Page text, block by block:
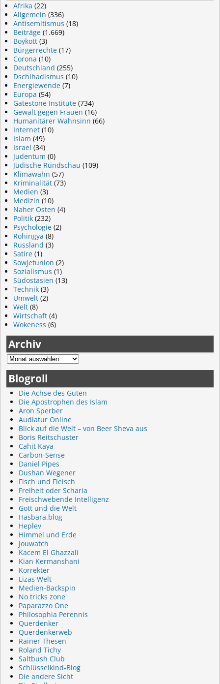
Afrika (22)
Allgemein (336)
Antisemitismus (18)
Beiträge (1.669)
Boykott (3)
Bürgerrechte (17)
Corona (10)
Deutschland (255)
Dschihadismus (10)
Energiewende (7)
Europa (54)
Gatestone Institute (734)
Gewalt gegen Frauen (16)
Humanitärer Wahnsinn (66)
Internet (10)
Islam (49)
Israel (34)
Judentum (0)
Jüdische Rundschau (109)
Klimawahn (57)
Kriminalität (73)
Medien (3)
Medizin (10)
Naher Osten (4)
Politik (232)
Psychologie (2)
Rohingya (8)
Russland (3)
Satire (1)
Sowjetunion (2)
Sozialismus (1)
Südostasien (13)
Technik (3)
Umwelt (2)
Welt (8)
Wirtschaft (4)
Wokeness (6)
Archiv
Blogroll
Die Achse des Guten
Die Apostrophen des Islam
Aron Sperber
Audiatur Online
Blick auf die Welt – von Beer Sheva aus
Boris Reitschuster
Cahit Kaya
Carbon-Sense
Daniel Pipes
Dushan Wegener
Fisch und Fleisch
Freiheit oder Scharia
Freischwebende Intelligenz
Gott und die Welt
Hasbara.blog
Heplev
Himmel und Erde
Jouwatch
Kacem El Ghazzali
Kian Kermanshani
Korrekter
Lizas Welt
Medien-Backspin
No tricks zone
Paparazzo One
Philosophia Perennis
Querdenker
Querdenkerweb
Rainer Thesen
Roland Tichy
Saltbush Club
Schlüsselkind-Blog
Die andere Sicht